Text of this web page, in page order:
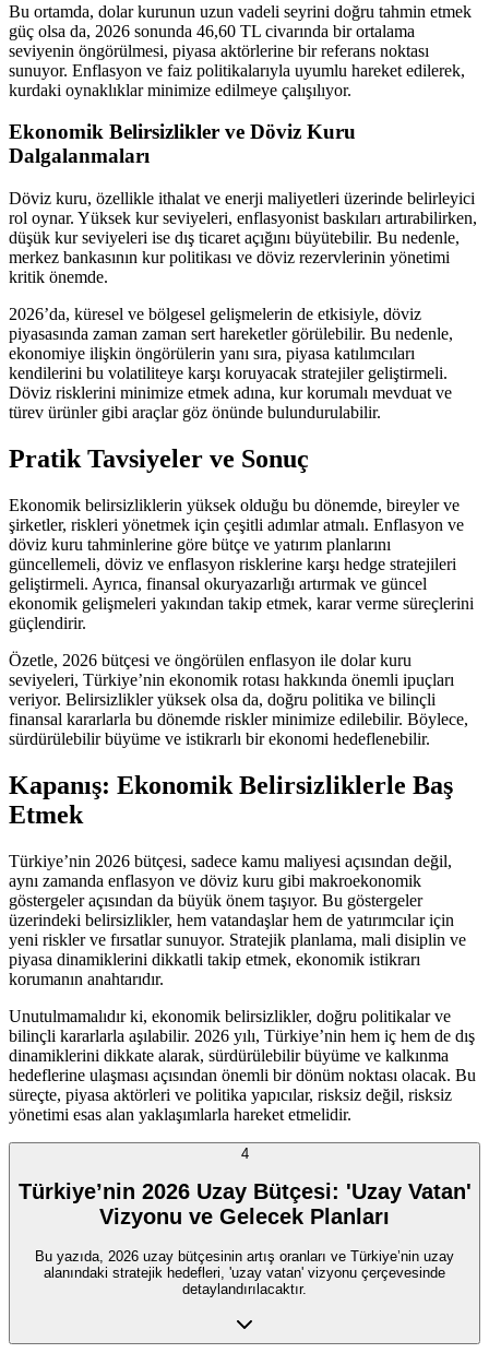
Bu ortamda, dolar kurunun uzun vadeli seyrini doğru tahmin etmek
güç olsa da, 2026 sonunda 46,60 TL civarında bir ortalama
seviyenin öngörülmesi, piyasa aktörlerine bir referans noktası
sunuyor. Enflasyon ve faiz politikalarıyla uyumlu hareket edilerek,
kurdaki oynaklıklar minimize edilmeye çalışılıyor.
Ekonomik Belirsizlikler ve Döviz Kuru
Dalgalanmaları
Döviz kuru, özellikle ithalat ve enerji maliyetleri üzerinde belirleyici
rol oynar. Yüksek kur seviyeleri, enflasyonist baskıları artırabilirken,
düşük kur seviyeleri ise dış ticaret açığını büyütebilir. Bu nedenle,
merkez bankasının kur politikası ve döviz rezervlerinin yönetimi
kritik önemde.
2026’da, küresel ve bölgesel gelişmelerin de etkisiyle, döviz
piyasasında zaman zaman sert hareketler görülebilir. Bu nedenle,
ekonomiye ilişkin öngörülerin yanı sıra, piyasa katılımcıları
kendilerini bu volatiliteye karşı koruyacak stratejiler geliştirmeli.
Döviz risklerini minimize etmek adına, kur korumalı mevduat ve
türev ürünler gibi araçlar göz önünde bulundurulabilir.
Pratik Tavsiyeler ve Sonuç
Ekonomik belirsizliklerin yüksek olduğu bu dönemde, bireyler ve
şirketler, riskleri yönetmek için çeşitli adımlar atmalı. Enflasyon ve
döviz kuru tahminlerine göre bütçe ve yatırım planlarını
güncellemeli, döviz ve enflasyon risklerine karşı hedge stratejileri
geliştirmeli. Ayrıca, finansal okuryazarlığı artırmak ve güncel
ekonomik gelişmeleri yakından takip etmek, karar verme süreçlerini
güçlendirir.
Özetle, 2026 bütçesi ve öngörülen enflasyon ile dolar kuru
seviyeleri, Türkiye’nin ekonomik rotası hakkında önemli ipuçları
veriyor. Belirsizlikler yüksek olsa da, doğru politika ve bilinçli
finansal kararlarla bu dönemde riskler minimize edilebilir. Böylece,
sürdürülebilir büyüme ve istikrarlı bir ekonomi hedeflenebilir.
Kapanış: Ekonomik Belirsizliklerle Baş
Etmek
Türkiye’nin 2026 bütçesi, sadece kamu maliyesi açısından değil,
aynı zamanda enflasyon ve döviz kuru gibi makroekonomik
göstergeler açısından da büyük önem taşıyor. Bu göstergeler
üzerindeki belirsizlikler, hem vatandaşlar hem de yatırımcılar için
yeni riskler ve fırsatlar sunuyor. Stratejik planlama, mali disiplin ve
piyasa dinamiklerini dikkatli takip etmek, ekonomik istikrarı
korumanın anahtarıdır.
Unutulmamalıdır ki, ekonomik belirsizlikler, doğru politikalar ve
bilinçli kararlarla aşılabilir. 2026 yılı, Türkiye’nin hem iç hem de dış
dinamiklerini dikkate alarak, sürdürülebilir büyüme ve kalkınma
hedeflerine ulaşması açısından önemli bir dönüm noktası olacak. Bu
süreçte, piyasa aktörleri ve politika yapıcılar, risksiz değil, risksiz
yönetimi esas alan yaklaşımlarla hareket etmelidir.
4
Türkiye’nin 2026 Uzay Bütçesi: 'Uzay Vatan'
Vizyonu ve Gelecek Planları
Bu yazıda, 2026 uzay bütçesinin artış oranları ve Türkiye’nin uzay
alanındaki stratejik hedefleri, 'uzay vatan' vizyonu çerçevesinde
detaylandırılacaktır.